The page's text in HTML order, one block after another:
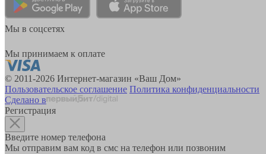
Мы в соцсетях
Мы принимаем к оплате
© 2011-2026 Интернет-магазин «Ваш Дом»
Пользовательское соглашение Политика конфиденциальности
Сделано в
Регистрация
Введите номер телефона
Мы отправим вам код в смс на телефон или позвоним